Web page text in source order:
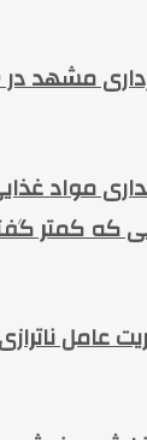
در ۱۴۰۴ برگزار میشود ؟
مواد
که کمتر
عامل